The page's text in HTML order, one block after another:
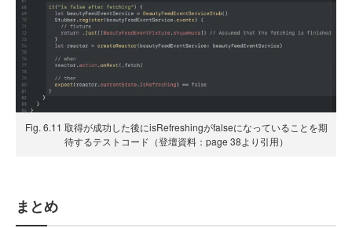
Fig. 6.11 取得が成功した後にisRefreshingがfalseになっていることを期
待するテストコード（登壇資料：page 38より引用）
まとめ